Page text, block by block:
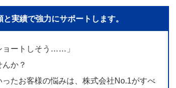
実績で強力にサポートします。
ョートしそう……」
か？
たお客様の悩みは、株式会社No.1がすべ